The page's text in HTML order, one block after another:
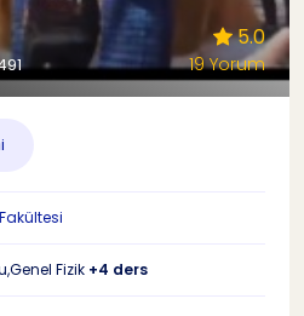
5.0
19 Yorum
Fizik +4 ders